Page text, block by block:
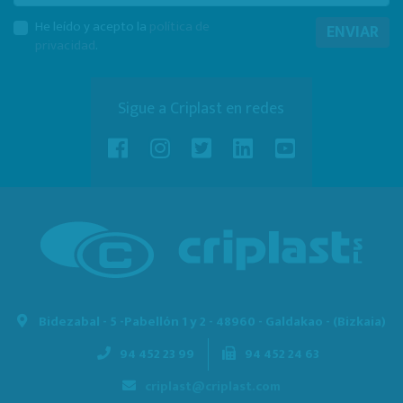
ENVIAR
Sigue a Criplast en redes
Bidezabal - 5 -Pabellón 1 y 2 - 48960 - Galdakao - (Bizkaia)
94 452 23 99
94 452 24 63